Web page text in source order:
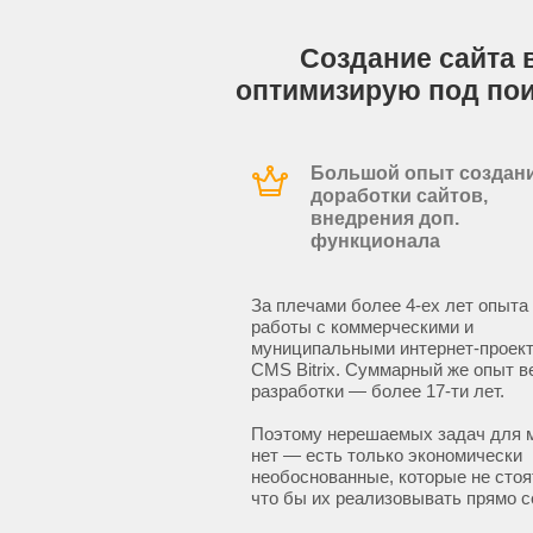
Создание сайта
оптимизирую под
Большой опыт
доработки сайтов,
внедрения доп.
функционала
За плечами более 4-ех лет опыта
работы с коммерческими и
муниципальными интернет-
CMS Bitrix. Суммарный же опыт
разработки — более 17-ти лет.
Поэтому нерешаемых задач для
нет — есть только экономически
необоснованные, которые не
что бы их реализовывать прямо